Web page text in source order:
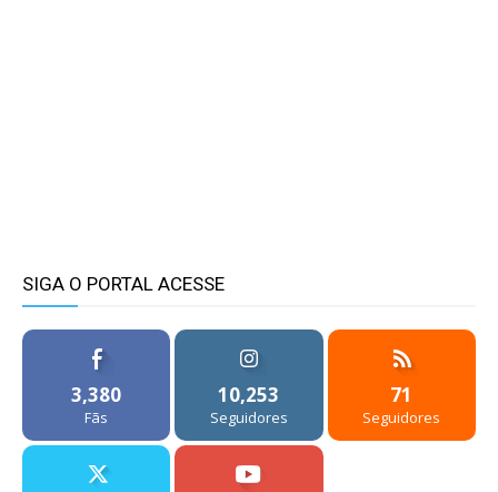
SIGA O PORTAL ACESSE
3,380
Fãs
10,253
Seguidores
71
Seguidores